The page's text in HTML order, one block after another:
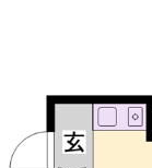
保証人不要物件
初期費用リーズ